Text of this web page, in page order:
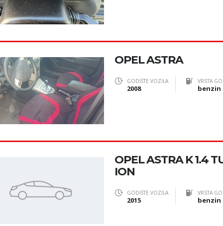
OPEL ASTRA
GODIŠTE VOZILA
2008
VRSTA
benzin
OPEL ASTRA K 1.4
ION
GODIŠTE VOZILA
2015
VRSTA
benzin